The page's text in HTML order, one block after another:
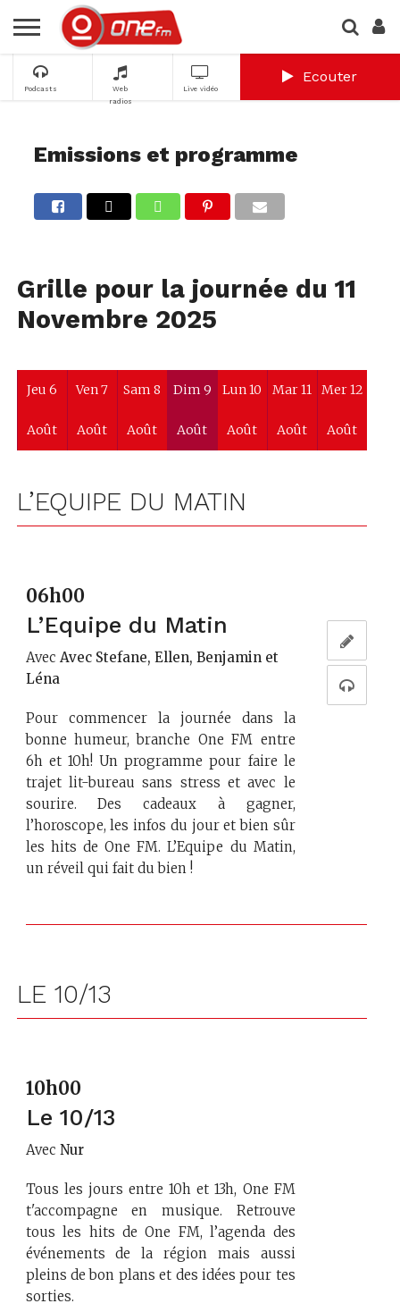
Podcasts
Web
radios
Live vidéo
Ecouter
Emissions et programme
Grille pour la journée du 11
Novembre 2025
Jeu 6
Août
Ven 7
Août
Sam 8
Août
Dim 9
Août
Lun 10
Août
Mar 11
Août
Mer 12
Août
L’EQUIPE DU MATIN
06h00
L’Equipe du Matin
Avec Avec Stefane, Ellen, Benjamin et
Léna
Pour commencer la journée dans la
bonne humeur, branche One FM entre
6h et 10h! Un programme pour faire le
trajet lit-bureau sans stress et avec le
sourire. Des cadeaux à gagner,
l’horoscope, les infos du jour et bien sûr
les hits de One FM. L’Equipe du Matin,
un réveil qui fait du bien !
LE 10/13
10h00
Le 10/13
Avec Nur
Tous les jours entre 10h et 13h, One FM
t'accompagne en musique. Retrouve
tous les hits de One FM, l’agenda des
événements de la région mais aussi
pleins de bon plans et des idées pour tes
sorties.